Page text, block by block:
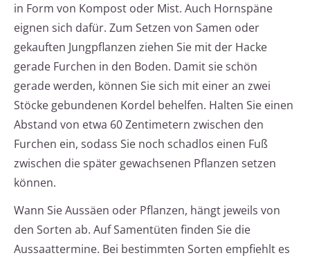
in Form von Kompost oder Mist. Auch Hornspäne
eignen sich dafür. Zum Setzen von Samen oder
gekauften Jungpflanzen ziehen Sie mit der Hacke
gerade Furchen in den Boden. Damit sie schön
gerade werden, können Sie sich mit einer an zwei
Stöcke gebundenen Kordel behelfen. Halten Sie einen
Abstand von etwa 60 Zentimetern zwischen den
Furchen ein, sodass Sie noch schadlos einen Fuß
zwischen die später gewachsenen Pflanzen setzen
können.
Wann Sie Aussäen oder Pflanzen, hängt jeweils von
den Sorten ab. Auf Samentüten finden Sie die
Aussaattermine. Bei bestimmten Sorten empfiehlt es